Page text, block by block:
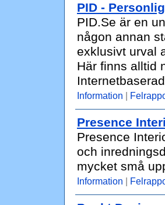
PID -
PID.Se är en
någon annan
exklusivt urval
Här finns alltid
Information |
Presence
Presence
och
mycket små
Information |